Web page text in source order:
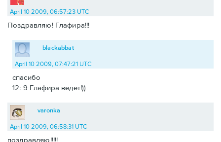
April 10 2009, 06:57:23 UTC
Поздравляю! Глафира!!!
blackabbat
April 10 2009, 07:47:21 UTC
спасибо
12: 9 Глафира ведет!))
varonka
April 10 2009, 06:58:31 UTC
поздравляю!!!!!